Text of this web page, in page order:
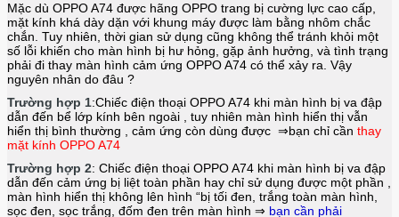
Mặc dù OPPO A74 được hãng OPPO trang bị cường lực cao cấp,
mặt kính khá dày dặn với khung máy được làm bằng nhôm chắc
chắn. Tuy nhiên, thời gian sử dụng cũng không thể tránh khỏi một
số lỗi khiến cho màn hình bị hư hỏng, gặp ảnh hưởng, và tình trạng
phải đi thay màn hình cảm ứng OPPO A74 có thể xảy ra. Vậy
nguyên nhân do đâu ?
Trường hợp 1:Chiếc điện thoại OPPO A74 khi màn hình bị va đập
dẫn đến bể lớp kính bên ngoài , tuy nhiên màn hình hiển thị vẫn
hiển thị bình thường , cảm ứng còn dùng được ⇒bạn chỉ cần thay
mặt kính OPPO A74
Trường hợp 2: Chiếc điện thoại OPPO A74 khi màn hình bị va đập
dẫn đến cảm ứng bị liệt toàn phần hay chỉ sử dụng được một phần ,
màn hình hiển thị không lên hình “bị tối đen, trắng toàn màn hình,
sọc đen, sọc trắng, đốm đen trên màn hình ⇒ bạn cần phải